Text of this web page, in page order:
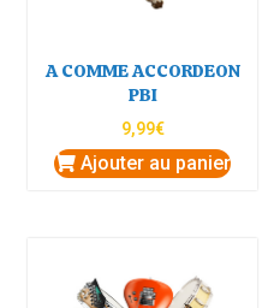
A COMME ACCORDEON
PBI
9,99€
Ajouter au panier